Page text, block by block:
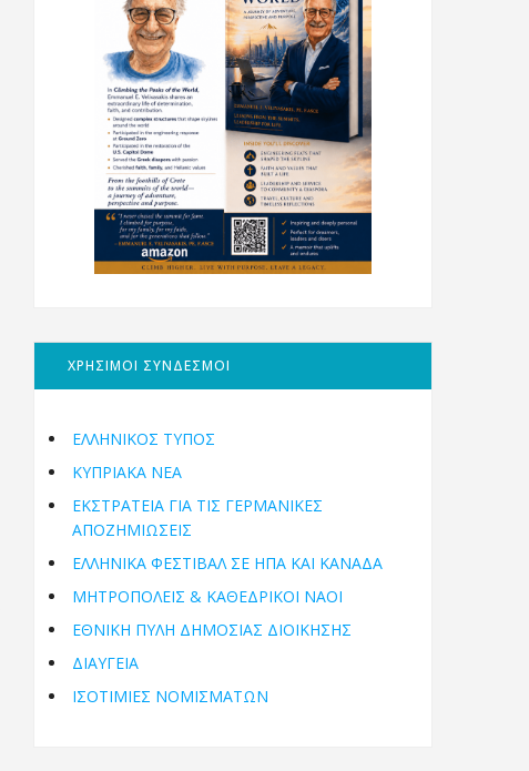
ΧΡΗΣΙΜΟΙ ΣΥΝΔΕΣΜΟΙ
ΕΛΛΗΝΙΚΟΣ ΤΥΠΟΣ
ΚΥΠΡΙΑΚΑ ΝΕΑ
ΕΚΣΤΡΑΤΕΙΑ ΓΙΑ ΤΙΣ ΓΕΡΜΑΝΙΚΕΣ
ΑΠΟΖΗΜΙΩΣΕΙΣ
ΕΛΛΗΝΙΚΆ ΦΕΣΤΙΒΆΛ ΣΕ ΗΠΑ ΚΑΙ ΚΑΝΑΔΑ
ΜΗΤΡΟΠΌΛΕΙΣ & ΚΑΘΕΔΡΙΚΟΊ ΝΑΟΊ
ΕΘΝΙΚΉ ΠΎΛΗ ΔΗΜΌΣΙΑΣ ΔΙΟΊΚΗΣΗΣ
ΔΙΑΥΓΕΙΑ
ΙΣΟΤΙΜΙΕΣ ΝΟΜΙΣΜΑΤΩΝ